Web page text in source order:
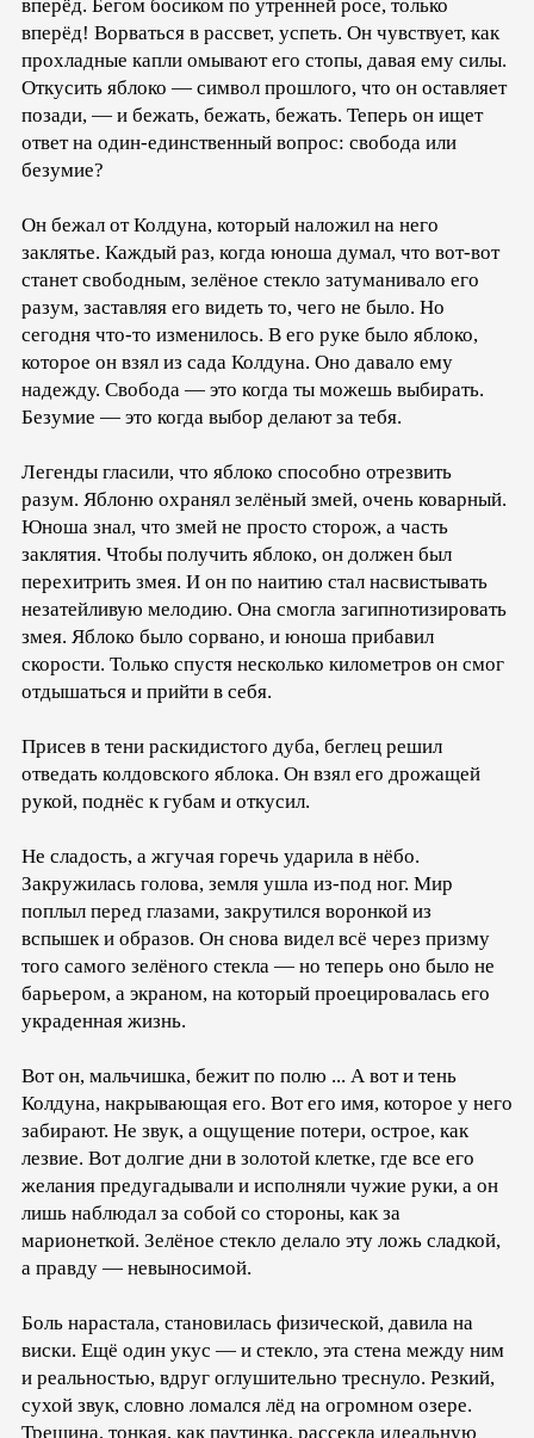
вперёд. Бегом босиком по утренней росе, только
вперёд! Ворваться в рассвет, успеть. Он чувствует, как
прохладные капли омывают его стопы, давая ему силы.
Откусить яблоко — символ прошлого, что он оставляет
позади, — и бежать, бежать, бежать. Теперь он ищет
ответ на один-единственный вопрос: свобода или
безумие?
Он бежал от Колдуна, который наложил на него
заклятье. Каждый раз, когда юноша думал, что вот-вот
станет свободным, зелёное стекло затуманивало его
разум, заставляя его видеть то, чего не было. Но
сегодня что-то изменилось. В его руке было яблоко,
которое он взял из сада Колдуна. Оно давало ему
надежду. Свобода — это когда ты можешь выбирать.
Безумие — это когда выбор делают за тебя.
Легенды гласили, что яблоко способно отрезвить
разум. Яблоню охранял зелёный змей, очень коварный.
Юноша знал, что змей не просто сторож, а часть
заклятия. Чтобы получить яблоко, он должен был
перехитрить змея. И он по наитию стал насвистывать
незатейливую мелодию. Она смогла загипнотизировать
змея. Яблоко было сорвано, и юноша прибавил
скорости. Только спустя несколько километров он смог
отдышаться и прийти в себя.
Присев в тени раскидистого дуба, беглец решил
отведать колдовского яблока. Он взял его дрожащей
рукой, поднёс к губам и откусил.
Не сладость, а жгучая горечь ударила в нёбо.
Закружилась голова, земля ушла из-под ног. Мир
поплыл перед глазами, закрутился воронкой из
вспышек и образов. Он снова видел всё через призму
того самого зелёного стекла — но теперь оно было не
барьером, а экраном, на который проецировалась его
украденная жизнь.
Вот он, мальчишка, бежит по полю ... А вот и тень
Колдуна, накрывающая его. Вот его имя, которое у него
забирают. Не звук, а ощущение потери, острое, как
лезвие. Вот долгие дни в золотой клетке, где все его
желания предугадывали и исполняли чужие руки, а он
лишь наблюдал за собой со стороны, как за
марионеткой. Зелёное стекло делало эту ложь сладкой,
а правду — невыносимой.
Боль нарастала, становилась физической, давила на
виски. Ещё один укус — и стекло, эта стена между ним
и реальностью, вдруг оглушительно треснуло. Резкий,
сухой звук, словно ломался лёд на огромном озере.
Трещина, тонкая, как паутинка, рассекла идеальную